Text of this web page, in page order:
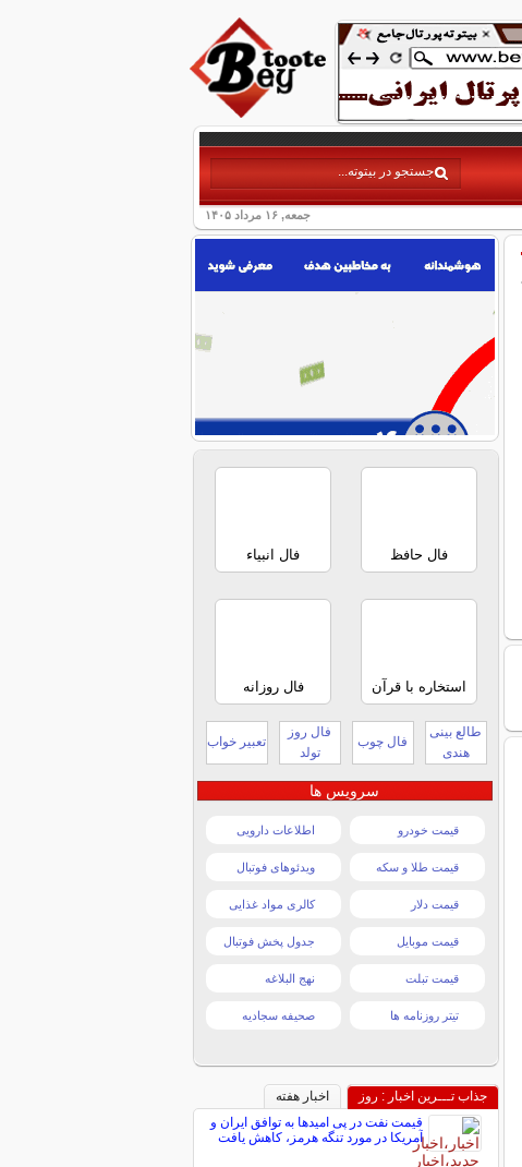
جمعه, ۱۶ مرداد ۱۴۰۵
فال حافظ فال انبیاء
استخاره با قرآن فال روزانه
طالع بینی
هندی
فال چوب
فال روز
تولد
تعبیر خواب
سرویس ها
قیمت خودرو اطلاعات دارویی
قیمت طلا و سکه ویدئوهای فوتبال
قیمت دلار کالری مواد غذایی
قیمت موبایل جدول پخش فوتبال
قیمت تبلت نهج البلاغه
تیتر روزنامه ها صحیفه سجادیه
جذاب تـــرین اخبار : روز
اخبار هفته
قیمت نفت در پی امیدها به توافق ایران و
آمریکا در مورد تنگه هرمز، کاهش یافت